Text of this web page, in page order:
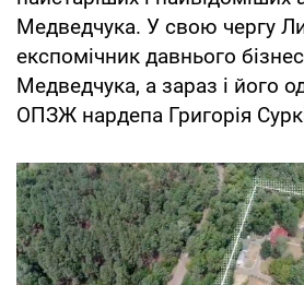
Медведчука. У свою чергу
експомічник давнього
Медведчука, а зараз і його
ОПЗЖ нардепа Григорія